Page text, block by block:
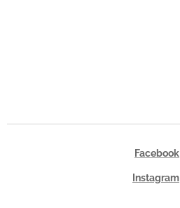
Facebook
Instagram